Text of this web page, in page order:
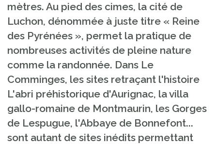
mètres. Au pied des cimes, la cité de
Luchon, dénommée à juste titre « Reine
des Pyrénées », permet la pratique de
nombreuses activités de pleine nature
comme la randonnée. Dans Le
Comminges, les sites retraçant l'histoire
L'abri préhistorique d'Aurignac, la villa
gallo-romaine de Montmaurin, les Gorges
de Lespugue, l'Abbaye de Bonnefont...
sont autant de sites inédits permettant